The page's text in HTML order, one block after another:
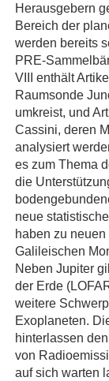
Herausgebern
Bereich der
werden bereits
PRE-
VIII enthält
Raumsonde
umkreist, und
Cassini, deren
analysiert
es zum Thema
die
neue
haben zu
Galileischen
Neben Jupiter
der Erde
weitere
Exoplaneten.
hinterlassen
von
auf sich warten